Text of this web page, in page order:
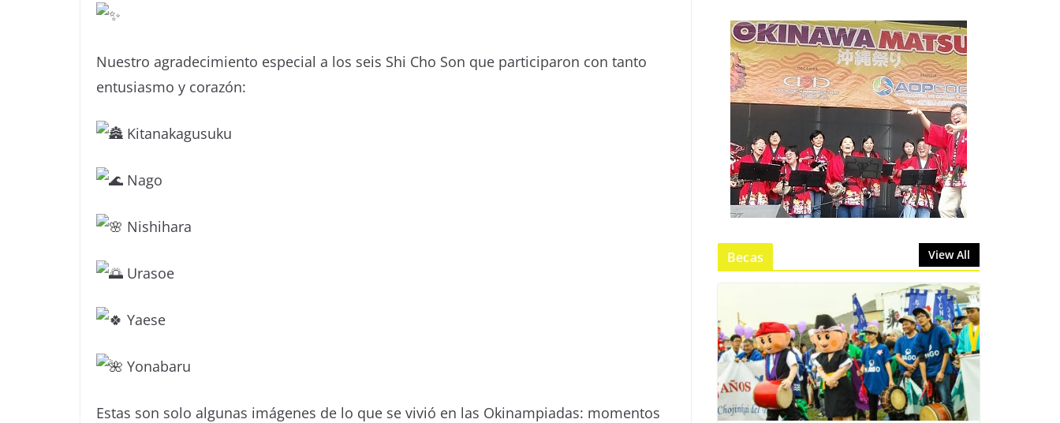
Nuestro agradecimiento especial a los seis Shi Cho Son que participaron con tanto
entusiasmo y corazón:
Kitanakagusuku
Nago
Nishihara
Urasoe
Yaese
Yonabaru
Estas son solo algunas imágenes de lo que se vivió en las Okinampiadas: momentos
Becas View All